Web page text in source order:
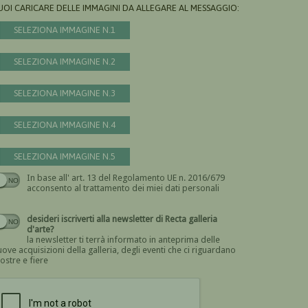
CARICARE DELLE IMMAGINI DA ALLEGARE AL MESSAGGIO:
SELEZIONA IMMAGINE N.1
SELEZIONA IMMAGINE N.2
SELEZIONA IMMAGINE N.3
SELEZIONA IMMAGINE N.4
SELEZIONA IMMAGINE N.5
In base all' art. 13 del Regolamento UE n. 2016/679
acconsento al trattamento dei miei dati personali
Devi dare il consenso
desideri iscriverti alla newsletter di Recta galleria
d'arte?
la newsletter ti terrà informato in anteprima delle
acquisizioni della galleria, degli eventi che ci riguardano
e fiere